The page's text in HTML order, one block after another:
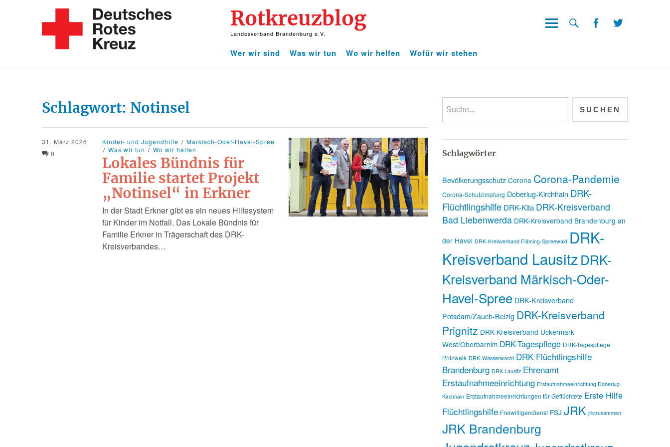
Rotkreuzblog
Landesverband Brandenburg e.V.
Wer wir sind
Was wir tun Wo wir helfen Wofür wir stehen
Schlagwort: Notinsel
31. März 2026
0
Kinder- und Jugendhilfe
Märkisch-Oder-Havel-Spree
Was wir tun
Wo wir helfen
Lokales Bündnis für
Familie startet Projekt
„Notinsel“ in Erkner
In der Stadt Erkner gibt es ein neues Hilfesystem
für Kinder im Notfall. Das Lokale Bündnis für
Familie Erkner in Trägerschaft des DRK-
Kreisverbandes…
Schlagwörter
Bevölkerungsschutz Corona Corona-Pandemie
Corona-Schutzimpfung Doberlug-Kirchhain DRK-
Flüchtlingshilfe DRK-Kita DRK-Kreisverband
Bad Liebenwerda DRK-Kreisverband Brandenburg an
der Havel DRK-Kreisverband Fläming-Spreewald DRK-
Kreisverband LausitzDRK-
Kreisverband Märkisch-Oder-
Havel-Spree DRK-Kreisverband
Potsdam/Zauch-Belzig DRK-Kreisverband
Prignitz DRK-Kreisverband Uckermark
West/Oberbarnim DRK-Tagespflege DRK-Tagespflege
Pritzwalk DRK-Wasserwacht DRK Flüchtlingshilfe
Brandenburg DRK Lausitz Ehrenamt
Erstaufnahmeeinrichtung Erstaufnahmeeinrichtung Doberlug-
Kirchhain Erstaufnahmeeinrichtungen für Geflüchtete Erste Hilfe
Flüchtlingshilfe Freiwilligendienst FSJ JRK jrk:zusammen
JRK Brandenburg